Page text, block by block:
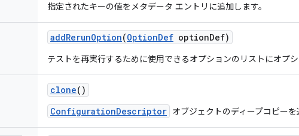
指定されたキーの値をメタデータ エントリに追加します。
addRerunOption(OptionDef optionDef)
テストを再実行するために使用できるオプションのリストにオプシ
clone()
ConfigurationDescriptor オブジェクトのディープコピーを